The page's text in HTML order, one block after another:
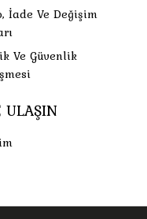
İade Ve Değişim
Ve Güvenlik
ULAŞIN